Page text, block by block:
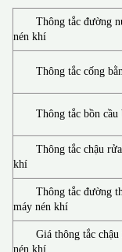
Thông tắc đường
nén khí
Thông tắc cống
Thông tắc bồn
Thông tắc chậu
khí
Thông tắc đường
máy nén khí
Giá thông tắc
nén khí